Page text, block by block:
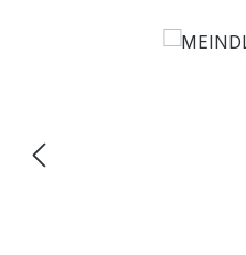
Bildergalerie überspringen